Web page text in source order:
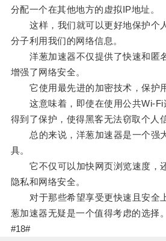
分配一个在其他地方的虚拟IP地址。
这样，我们就可以更好地保护个
分子利用我们的网络信息。
洋葱加速器不仅提供了快速和匿
增强了网络安全。
它使用最先进的加密技术，保护用
这意味着，即使在使用公共Wi-Fi
得到了保护，使得黑客无法窃取个人
总的来说，洋葱加速器是一个强
具。
它不仅可以加快网页浏览速度，
隐私和网络安全。
对于那些希望享受更快速且安全
葱加速器无疑是一个值得考虑的选择。
#18#